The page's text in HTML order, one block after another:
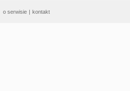
o serwisie | kontakt